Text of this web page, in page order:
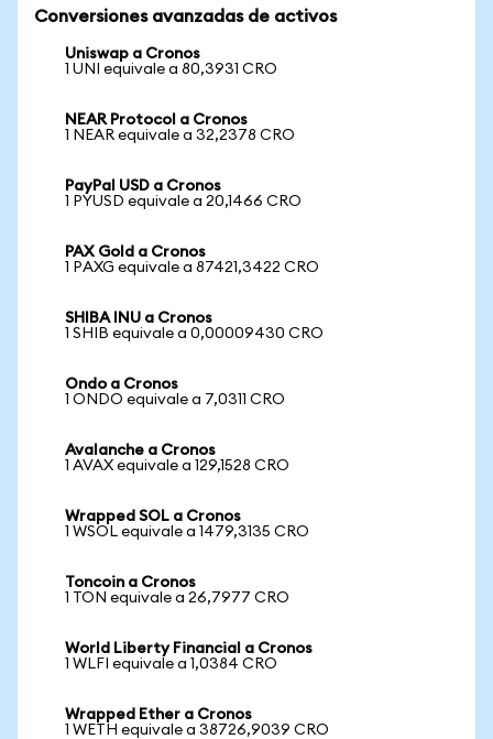
Conversiones avanzadas de activos
Uniswap a Cronos
1 UNI equivale a 80,3931 CRO
NEAR Protocol a Cronos
1 NEAR equivale a 32,2378 CRO
PayPal USD a Cronos
1 PYUSD equivale a 20,1466 CRO
PAX Gold a Cronos
1 PAXG equivale a 87421,3422 CRO
SHIBA INU a Cronos
1 SHIB equivale a 0,00009430 CRO
Ondo a Cronos
1 ONDO equivale a 7,0311 CRO
Avalanche a Cronos
1 AVAX equivale a 129,1528 CRO
Wrapped SOL a Cronos
1 WSOL equivale a 1479,3135 CRO
Toncoin a Cronos
1 TON equivale a 26,7977 CRO
World Liberty Financial a Cronos
1 WLFI equivale a 1,0384 CRO
Wrapped Ether a Cronos
1 WETH equivale a 38726,9039 CRO